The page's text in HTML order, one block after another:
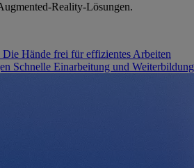
Reality-Lösungen.
Die Hände frei für effizientes Arbeiten
Schnelle Einarbeitung und Weiterbildung